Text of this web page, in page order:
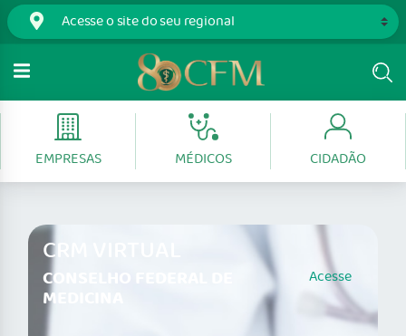
EMPRESAS MÉDICOS CIDADÃO
CRM VIRTUAL
CONSELHO FEDERAL DE
MEDICINA
Acesse